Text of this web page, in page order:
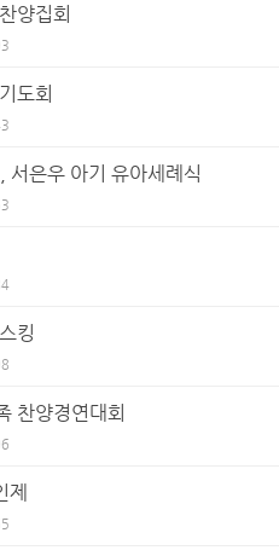
양집회
도회
은우 아기 유아세례식
킹
찬양경연대회